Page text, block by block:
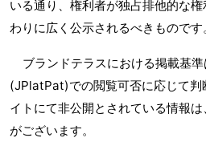
いる通り、権利者が独占排他的な
わりに広く公示されるべきものです
ブランドテラスにおける掲載基
(JPlatPat)での閲覧可否に応じて判
イトにて非公開とされている情報
がございます。